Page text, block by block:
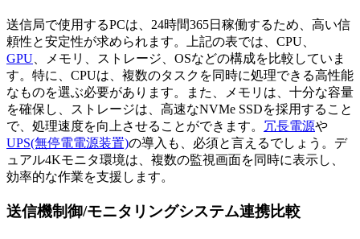
送信局で使用するPCは、24時間365日稼働するため、高い信
頼性と安定性が求められます。上記の表では、CPU、
GPU 、メモリ、ストレージ、OSなどの構成を比較していま
す。特に、CPUは、複数のタスクを同時に処理できる高性能
なものを選ぶ必要があります。また、メモリは、十分な容量
を確保し、ストレージは、高速なNVMe SSDを採用すること
で、処理速度を向上させることができます。 冗長電源や
UPS(無停電電源装置)の導入も、必須と言えるでしょう。デ
ュアル4Kモニタ環境は、複数の監視画面を同時に表示し、
効率的な作業を支援します。
送信機制御/モニタリングシステム連携比較